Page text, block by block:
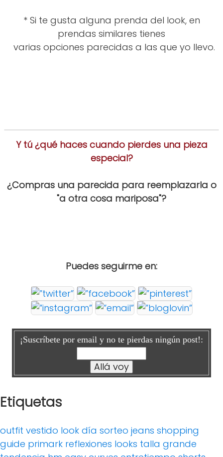
* Si te gusta alguna prenda del look, en
prendas similares tienes
varias opciones parecidas a las que yo llevo.
Y tú ¿qué haces cuando pierdes una pieza
especial?
¿Compras una parecida para reemplazarla o
"a otra cosa mariposa"?
Puedes seguirme en:
¡Suscríbete por email y no te pierdas ningún post!:
Etiquetas
outfit vestido look día sorteo jeans shopping
guide primark reflexiones looks talla grande